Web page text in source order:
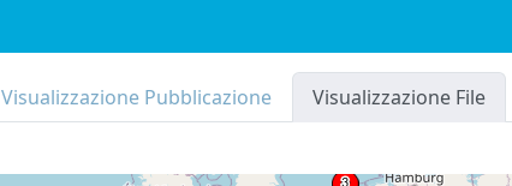
Visualizzazione Pubblicazione Visualizzazione File